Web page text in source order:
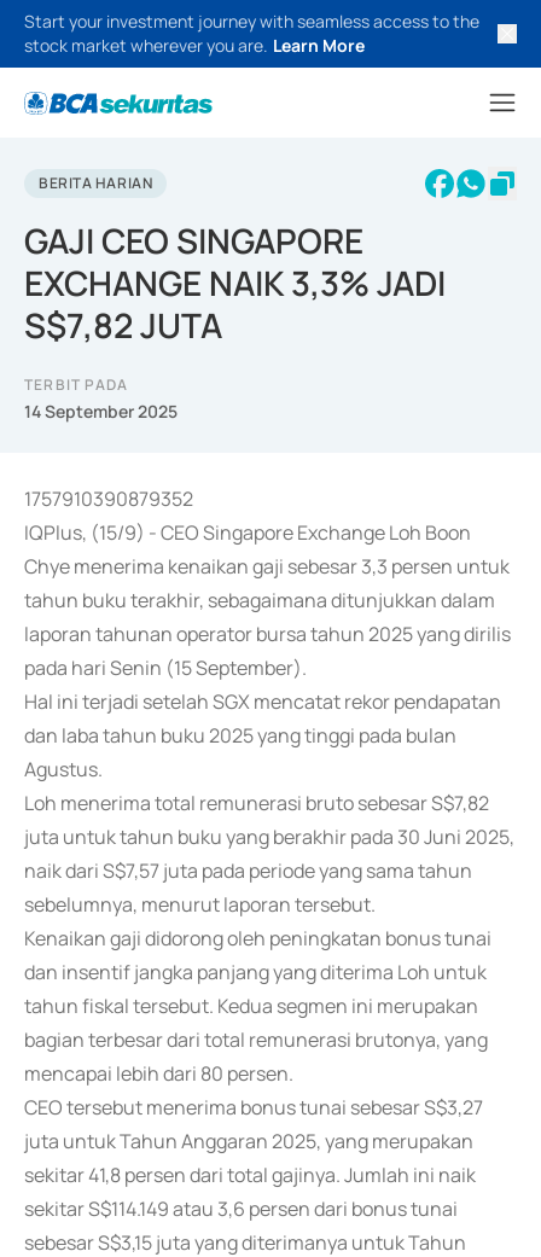
Start your investment journey with seamless access to the
stock market wherever you are. Learn More
BERITA HARIAN
GAJI CEO SINGAPORE
EXCHANGE NAIK 3,3% JADI
S$7,82 JUTA
TERBIT PADA
14 September 2025
1757910390879352
IQPlus, (15/9) - CEO Singapore Exchange Loh Boon
Chye menerima kenaikan gaji sebesar 3,3 persen untuk
tahun buku terakhir, sebagaimana ditunjukkan dalam
laporan tahunan operator bursa tahun 2025 yang dirilis
pada hari Senin (15 September).
Hal ini terjadi setelah SGX mencatat rekor pendapatan
dan laba tahun buku 2025 yang tinggi pada bulan
Agustus.
Loh menerima total remunerasi bruto sebesar S$7,82
juta untuk tahun buku yang berakhir pada 30 Juni 2025,
naik dari S$7,57 juta pada periode yang sama tahun
sebelumnya, menurut laporan tersebut.
Kenaikan gaji didorong oleh peningkatan bonus tunai
dan insentif jangka panjang yang diterima Loh untuk
tahun fiskal tersebut. Kedua segmen ini merupakan
bagian terbesar dari total remunerasi brutonya, yang
mencapai lebih dari 80 persen.
CEO tersebut menerima bonus tunai sebesar S$3,27
juta untuk Tahun Anggaran 2025, yang merupakan
sekitar 41,8 persen dari total gajinya. Jumlah ini naik
sekitar S$114.149 atau 3,6 persen dari bonus tunai
sebesar S$3,15 juta yang diterimanya untuk Tahun